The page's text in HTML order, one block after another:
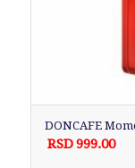
DONCAFE
RSD999.00